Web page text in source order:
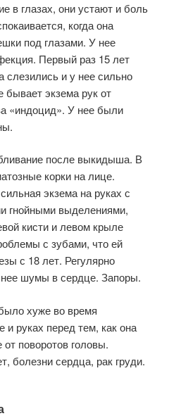
в глазах, они устают и боль
когда она
под глазами. У нее
Первый раз 15 лет
слезились и у нее сильно
экзема рук от
«индоцид». У нее были
после выкидыша. В
корки на лице.
экзема на руках с
гнойными выделениями,
кисти и левом крыле
с зубами, что ей
с 18 лет. Регулярно
шумы в сердце. Запоры.
хуже во время
руках перед тем, как она
поворотов головы.
болезни сердца, рак груди.